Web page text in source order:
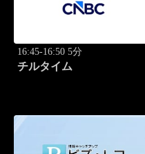
16:45-16:50 5分
チルタイム